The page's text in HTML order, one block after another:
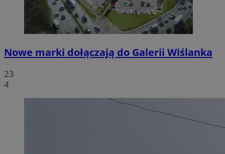
Nowe marki dołączają do Galerii Wiślanka
23
4